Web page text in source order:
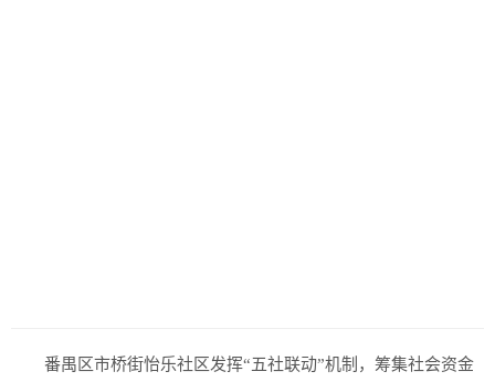
番禺区市桥街怡乐社区发挥“五社联动”机制，筹集社会资金